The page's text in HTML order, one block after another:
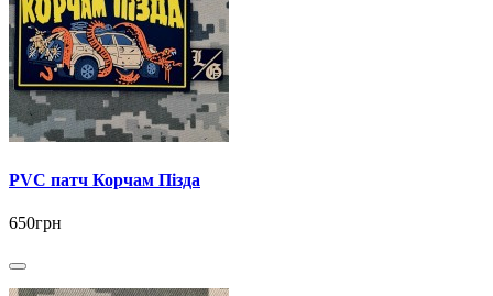
PVC патч Корчам Пізда
650грн